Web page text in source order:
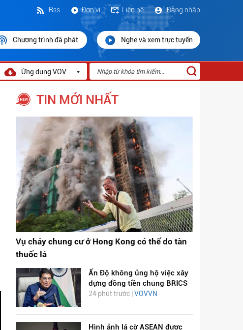
Đăng nhập
Liên hệ
Đơn vị
Rss
Chương trình đã phát Nghe và xem trực tuyến
Ứng dụng VOV
TIN MỚI NHẤT
Vụ cháy chung cư ở Hong Kong có thể do tàn
thuốc lá
Ấn Độ không ủng hộ việc xây
dựng đồng tiền chung BRICS
24 phút trước | VOVVN
Hình ảnh lá cờ ASEAN được